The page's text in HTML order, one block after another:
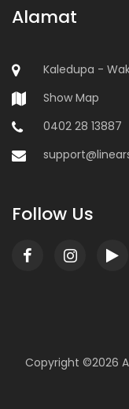
Alamat
Kaledupa -
Show Map
0402 28 13887
Follow Us
Copyright ©2026